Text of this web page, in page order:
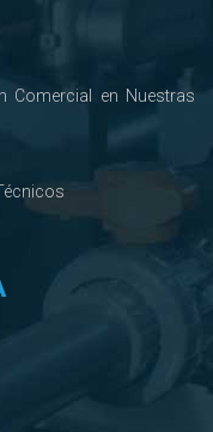
Comercial en Nuestras